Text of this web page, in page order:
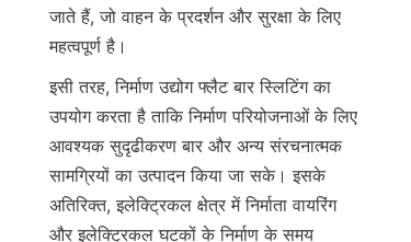
जाते हैं, जो वाहन के प्रदर्शन और सुरक्षा के लिए
महत्वपूर्ण है।
इसी तरह, निर्माण उद्योग फ्लैट बार स्लिटिंग का
उपयोग करता है ताकि निर्माण परियोजनाओं के लिए
आवश्यक सुदृढीकरण बार और अन्य संरचनात्मक
सामग्रियों का उत्पादन किया जा सके। इसके
अतिरिक्त, इलेक्ट्रिकल क्षेत्र में निर्माता वायरिंग
और इलेक्ट्रिकल घटकों के निर्माण के समय